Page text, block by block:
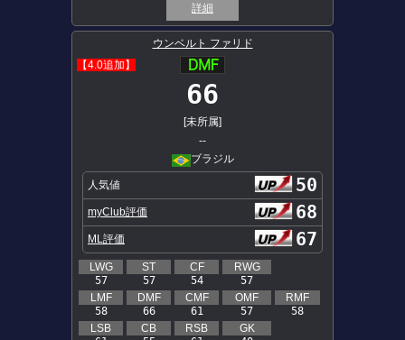
詳細
ウンベルト ファリド
【4.0追加】
66
[未所属]
--
ブラジル
人気値 50
myClub評価 68
ML評価 67
LWG
57
ST
57
CF
54
RWG
57
LMF
58
DMF
66
CMF
61
OMF
57
RMF
58
LSB
CB
RSB
GK